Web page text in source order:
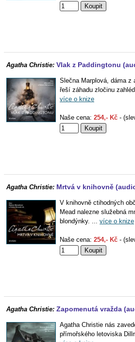
Agatha Christie: Vlak z Paddingtonu
Slečna Marplová, dáma z
řeší záhadu zločinu
více o knize
Naše cena: 254,- Kč -
Agatha Christie: Mrtvá v knihovně
V knihovně ctihodných
Mead nalezne služebná
blondýnky. ... více o knize
Naše cena: 254,- Kč -
Agatha Christie: Zapomenutá vražda
Agatha Christie nás
přímořského letoviska